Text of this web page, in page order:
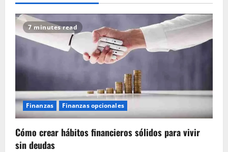
7 minutes read
Finanzas Finanzas opcionales
Cómo crear hábitos financieros sólidos para vivir
sin deudas